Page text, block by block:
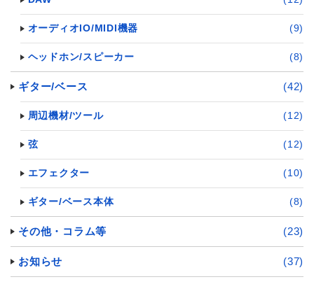
オーディオIO/MIDI機器 (9)
ヘッドホン/スピーカー (8)
ギター/ベース (42)
周辺機材/ツール (12)
弦 (12)
エフェクター (10)
ギター/ベース本体 (8)
その他・コラム等 (23)
お知らせ (37)